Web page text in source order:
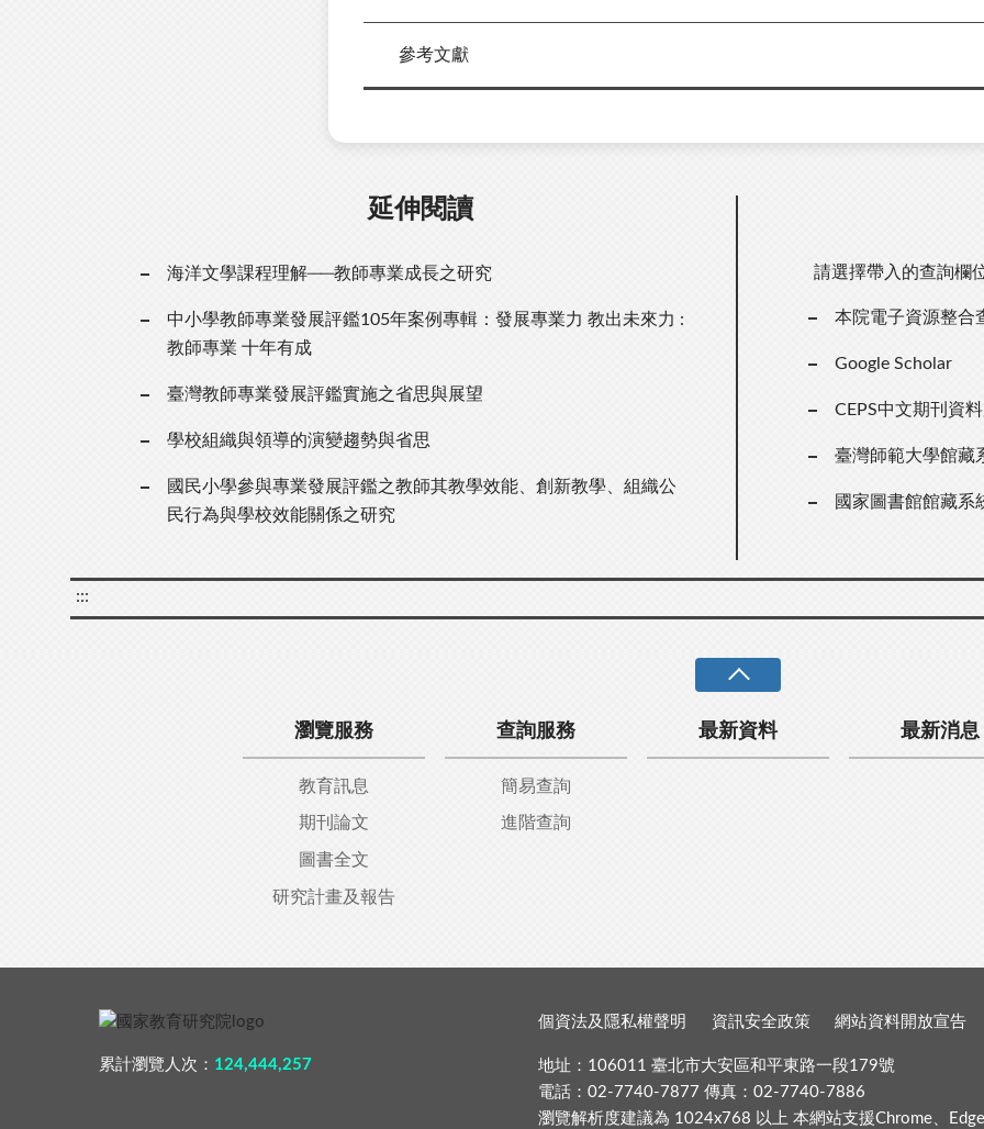
參考文獻
延伸閱讀
海洋文學課程理解──教師專業成長之研究
中小學教師專業發展評鑑105年案例專輯：發展專業力 教出未來力 :
教師專業 十年有成
臺灣教師專業發展評鑑實施之省思與展望
學校組織與領導的演變趨勢與省思
國民小學參與專業發展評鑑之教師其教學效能、創新教學、組織公
民行為與學校效能關係之研究
請選擇帶入的查詢欄
本院電子資源整合
Google Scholar
CEPS中文期刊資
臺灣師範大學館藏
國家圖書館館藏系
:::
瀏覽服務
教育訊息
期刊論文
圖書全文
研究計畫及報告
查詢服務
簡易查詢
進階查詢
最新資料 最新消息
累計瀏覽人次： 124,444,257
個資法及隱私權聲明 資訊安全政策 網站資料開放宣告
地址：106011 臺北市大安區和平東路一段179號
電話：02-7740-7877 傳真：02-7740-7886
瀏覽解析度建議為 1024x768 以上 本網站支援Chrome、